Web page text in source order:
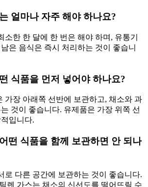
얼마나 자주 해야 하나요?
소한 한 달에 한 번은 해야 하며, 유통기
은 음식은 즉시 처리하는 것이 좋습니
식품을 먼저 넣어야 하나요?
가장 아래쪽 선반에 보관하고, 채소와 과
것이 좋습니다. 유제품은 가장 위쪽 선
입니다.
떤 식품을 함께 보관하면 안 되나
로 다른 공간에 보관하는 것이 좋습니다.
렌 가스는 채소의 신선도를 떨어뜨릴 수